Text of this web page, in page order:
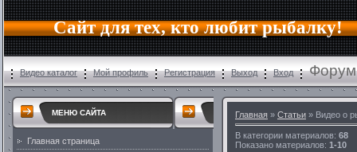
Сайт для тех, кто любит рыбалку!
Видео каталог Мой профиль Регистрация Выход Вход Форум
МЕНЮ САЙТА
Главная страница
Главная » Статьи » Видео о
В категории материалов: 68
Показано материалов: 1-10